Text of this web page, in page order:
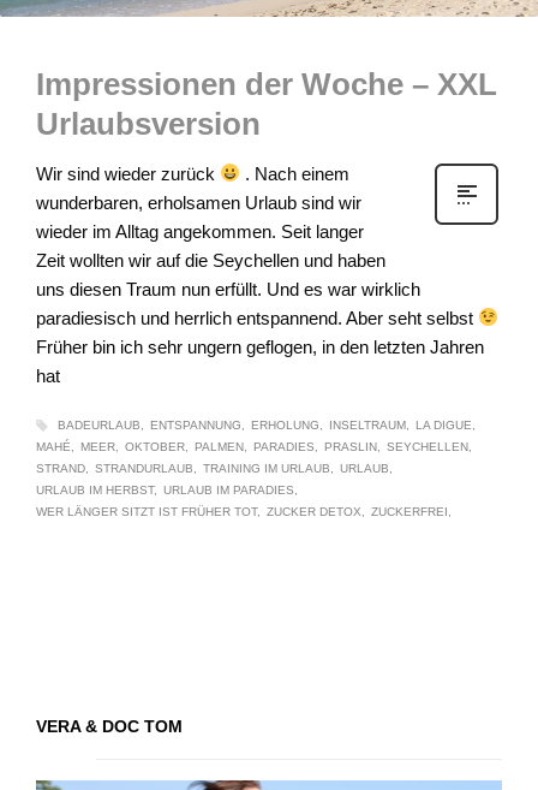
Impressionen der Woche – XXL
Urlaubsversion
Wir sind wieder zurück
. Nach einem
wunderbaren, erholsamen Urlaub sind wir
wieder im Alltag angekommen. Seit langer
Zeit wollten wir auf die Seychellen und haben
uns diesen Traum nun erfüllt. Und es war wirklich
paradiesisch und herrlich entspannend. Aber seht selbst
Früher bin ich sehr ungern geflogen, in den letzten Jahren
hat
BADEURLAUB ENTSPANNUNG ERHOLUNG INSELTRAUM
LA DIGUE
MAHÉ
MEER OKTOBER PALMEN PARADIES PRASLIN
SEYCHELLEN
STRAND
STRANDURLAUB TRAINING IM URLAUB
URLAUB
URLAUB IM HERBST
URLAUB IM PARADIES
WER LÄNGER SITZT IST FRÜHER TOT
ZUCKER DETOX ZUCKERFREI
VERA & DOC TOM